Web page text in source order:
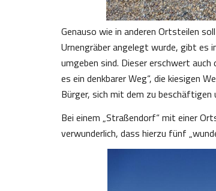
Genauso wie in anderen Ortsteilen
Urnengräber angelegt wurde, gibt es
umgeben sind. Dieser erschwert
es ein denkbarer Weg“, die kiesigen
Bürger, sich mit dem zu beschäftigen
Bei einem „Straßendorf“ mit einer
verwunderlich, dass hierzu fünf